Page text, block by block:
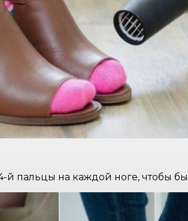
пальцы на каждой ноге, чтобы